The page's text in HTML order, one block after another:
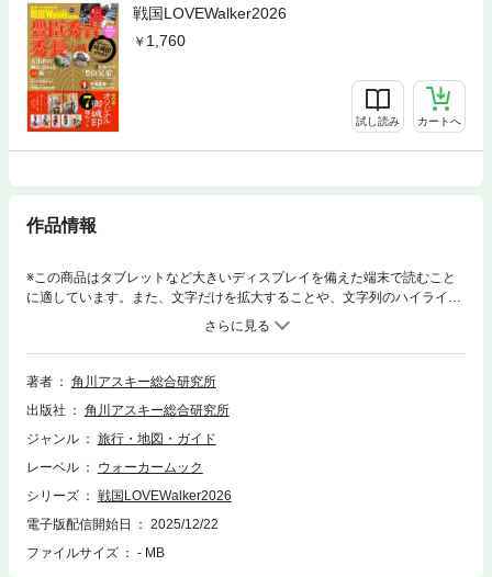
戦国LOVEWalker2026
1,760
試し読み カートへ
作品情報
※この商品はタブレットなど大きいディスプレイを備えた端末で読むこと
に適しています。また、文字だけを拡大することや、文字列のハイライ
ト、検索、辞書の参照、引用などの機能が使用できません。戦国のロマン
をテーマにしたシリーズ第４弾。今回のテーマは「豊臣秀吉・秀長の
城」。天下人・秀吉とその弟・秀長が築いた、あるいは関わった全国の城
郭を、秀吉の生涯と戦いの軌跡を追って徹底的に紹介します。本誌の巻頭
の独自の視点から、豊臣兄弟の築城術や、天下統一の過程で城が果たした
役割を深く掘り下げます。特集では、木下藤吉郎時代の小牧山城や墨俣城
路城、天下統一の拠点となった大坂城、また、秀長の居城となった大和郡
山城などを、お城そのものと城下町の見どころも合わせて詳しく紹介。そ
して終焉の地である伏見城に至るまで、約13のフェーズに分けて、秀吉・
秀長の生涯をたどります。秀吉・秀長の主要な城をほぼ網羅。各城の背景
にある歴史や、攻防のドラマを詳細な解説と図版で解説します。特別企画
著者
角川アスキー総合研究所
出版社
角川アスキー総合研究所
ジャンル
旅行・地図・ガイド
レーベル
ウォーカームック
シリーズ
戦国LOVEWalker2026
電子版配信開始日
2025/12/22
ファイルサイズ
- MB